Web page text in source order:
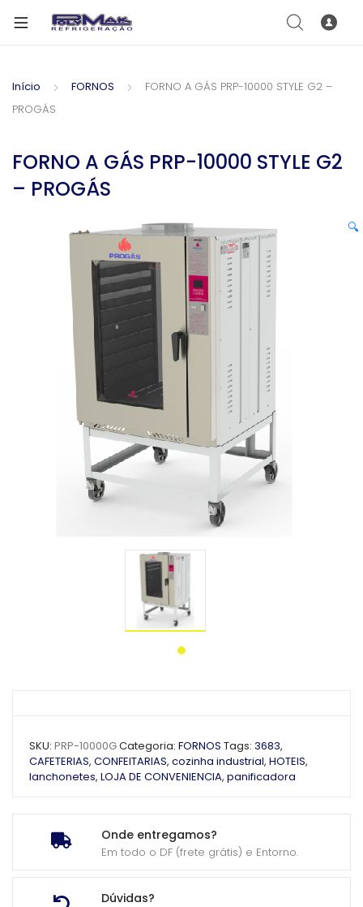
Início FORNOS
FORNO A GÁS PRP-10000 STYLE G2 –
PROGÁS
FORNO A GÁS PRP-10000 STYLE G2
– PROGÁS
🔍
Onde entregamos?
Em todo o DF (frete grátis) e Entorno.
Dúvidas?
SKU: PRP-10000GCategoria: FORNOS Tags: 3683,
CAFETERIAS, CONFEITARIAS, cozinha industrial, HOTEIS,
lanchonetes, LOJA DE CONVENIENCIA, panificadora